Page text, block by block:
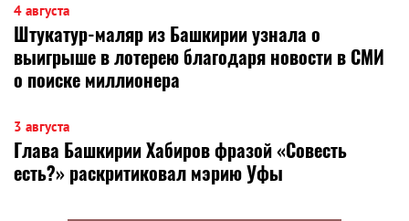
4 августа
Штукатур-маляр из Башкирии узнала о
выигрыше в лотерею благодаря новости в СМИ
о поиске миллионера
3 августа
Глава Башкирии Хабиров фразой «Совесть
есть?» раскритиковал мэрию Уфы